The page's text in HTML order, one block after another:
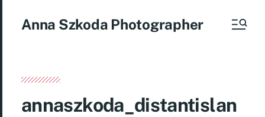
Anna Szkoda Photographer
annaszkoda_distantislan